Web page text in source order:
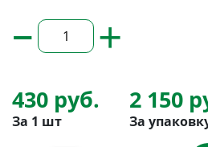
430 руб.
За 1 шт
2 150
За
– +